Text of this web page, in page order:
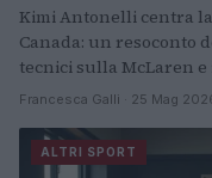
Kimi Antonelli centra
Canada: un resoconto
tecnici sulla McLaren
Francesca Galli · 25 Mag
ALTRI SPORT